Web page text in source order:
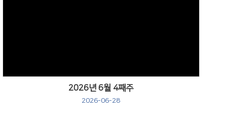
2026년 6월 4째주
2026-06-28